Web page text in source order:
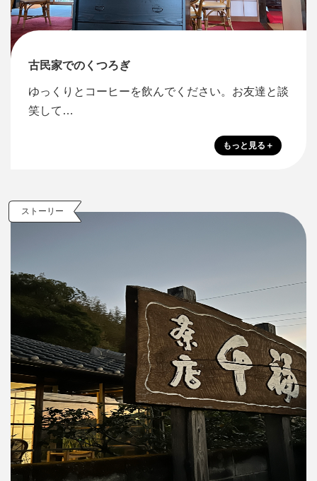
古民家でのくつろぎ
ゆっくりとコーヒーを飲んでください。お友達と談
笑して…
ストーリー